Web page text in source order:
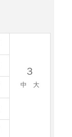
３
中 大